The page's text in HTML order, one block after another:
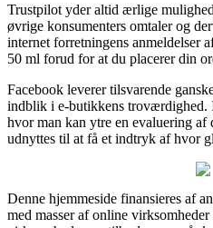
Trustpilot yder altid ærlige
øvrige konsumenters omtaler og
internet forretningens anmeldelser
50 ml forud for at du placerer din
Facebook leverer tilsvarende
indblik i e-butikkens
hvor man kan ytre en evaluering af
udnyttes til at få et indtryk af hvor
Denne hjemmeside finansieres af
med masser af online